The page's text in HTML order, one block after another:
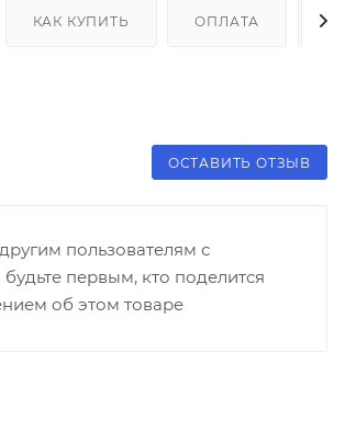
КАК КУПИТЬ ОПЛАТА
ОСТАВИТЬ ОТЗЫВ
пользователям с
первым, кто поделится
об этом товаре